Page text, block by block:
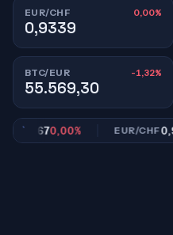
EUR/CHF 0,00%
0,9339
BTC/EUR -1,32%
55.569,30
0,8567 0,00% EUR/CHF